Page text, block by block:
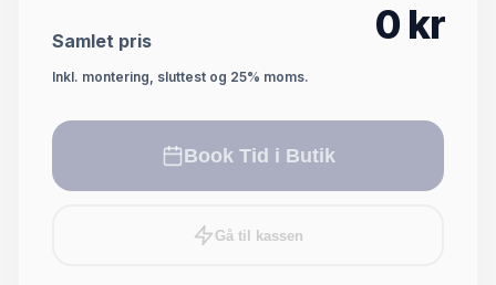
Samlet pris 0 kr
Inkl. montering, sluttest og 25% moms.
Book Tid i Butik
Gå til kassen